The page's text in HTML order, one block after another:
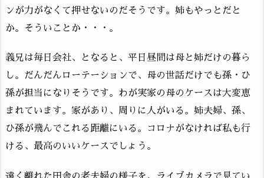
ンが力がなくて押せないのだそうです。姉もやっとだと
か。そういことか・・・。
義兄は毎日会社、となると、平日昼間は母と姉だけの暮ら
し。だんだんローテーションで、母の世話だけでも孫・ひ
孫が担当になりそうです。わが実家の母のケースは大変恵
まれています。家があり、周りに人がいる。姉夫婦、孫、
ひ孫が飛んでこれる距離にいる。コロナがなければ私も行
ける、最高のいいケースでしょう。